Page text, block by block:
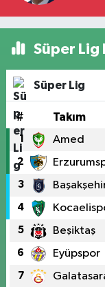
Süper Lig
Süper Lig
# Takım
1 Amed
2
3
4
5 Beşiktaş
6 Eyüpspor
7